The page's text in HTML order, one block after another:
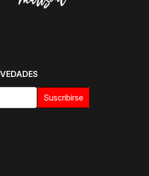
Suscribirse